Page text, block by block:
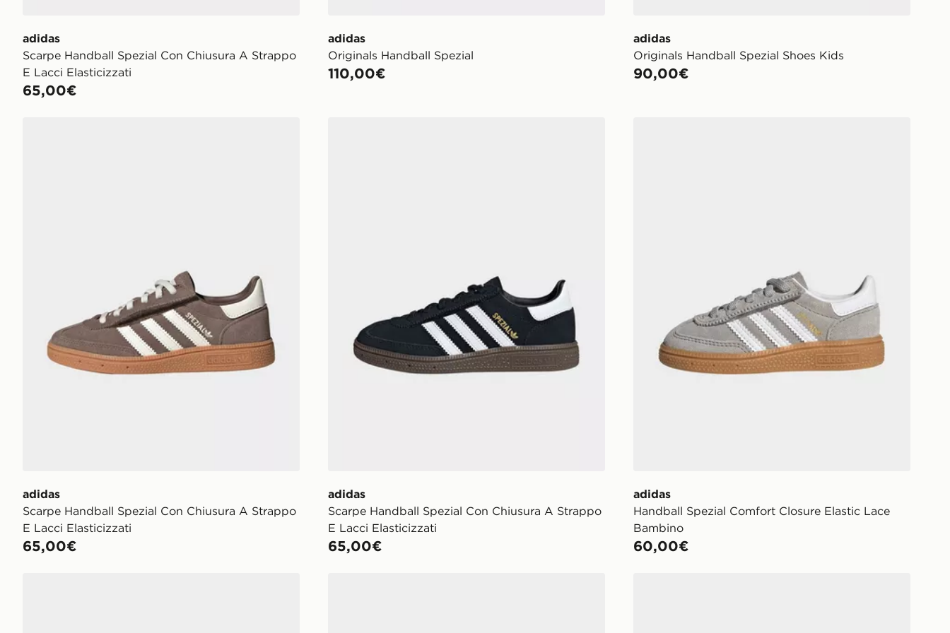
adidas
Scarpe Handball Spezial Con Chiusura A Strappo
E Lacci Elasticizzati
65,00€
adidas
Originals Handball Spezial
110,00€
adidas
Originals Handball Spezial Shoes Kids
90,00€
adidas
Scarpe Handball Spezial Con Chiusura A Strappo
E Lacci Elasticizzati
65,00€
adidas
Scarpe Handball Spezial Con Chiusura A Strappo
E Lacci Elasticizzati
65,00€
adidas
Handball Spezial Comfort Closure Elastic Lace
Bambino
60,00€